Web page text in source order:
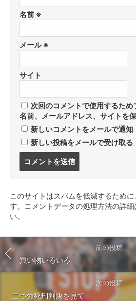
名前 ※
メール※
サイト
次回のコメントで使用するた
名前、メールアドレス、サイトを保
新しいコメントをメールで通知
新しい投稿をメールで受け取る
す
る
このサイトはスパムを低減するために
す。
コメントデータの処理方法の詳
い。
前の投稿
買い物いろいろ
次の投稿
二つの死刑判決を見て